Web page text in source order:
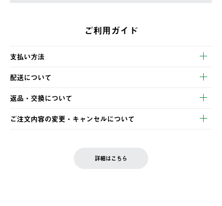
ご利用ガイド
支払い方法
以下のいずれかの方法でお支払いいただけます。
・クレジットカード決済
・コンビニ決済
・Pay-easy決済
配送について
【発送スケジュール】
ご注文・ご入金完了より2営業日以内に商品を発送いたします。
土日祝の発送はございませんので、木曜日以降のご注文は週明け
の発送となる場合がございます。
返品・交換について
※お客様都合の場合
お客様都合の返品にかかる送料は、お客様ご負担とさせていただ
ご注文内容の変更・キャンセルについて
LOGOS FAMILY会員の方は、会員マイページ内 購入履歴画面に
詳細はこちら